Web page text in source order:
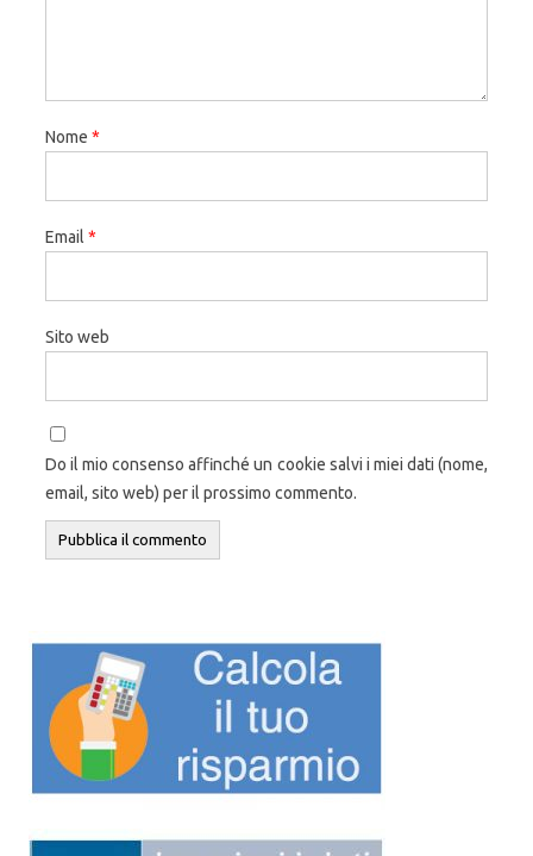
Nome *
Email *
Sito web
Do il mio consenso affinché un cookie salvi i miei dati (nome,
email, sito web) per il prossimo commento.